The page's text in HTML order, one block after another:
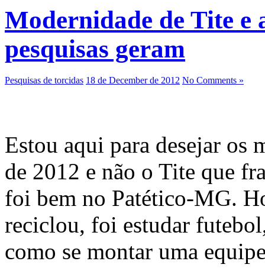
Modernidade de Tite e
pesquisas geram
Pesquisas de torcidas 18 de December de 2012 No Comments »
Estou aqui para desejar os
de 2012 e não o Tite que
foi bem no Patético-MG.
reciclou, foi estudar
como se montar uma